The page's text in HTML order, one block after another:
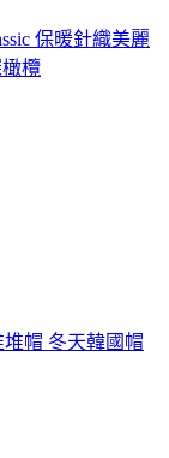
保暖針織美麗
欖
帽 冬天韓國帽